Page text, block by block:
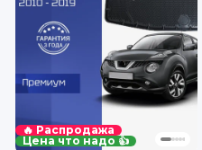
🔥 Распродажа
Цена что надо 👍